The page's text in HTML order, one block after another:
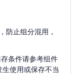
防止组分混用，
条件请参考组件
使用或保存不当